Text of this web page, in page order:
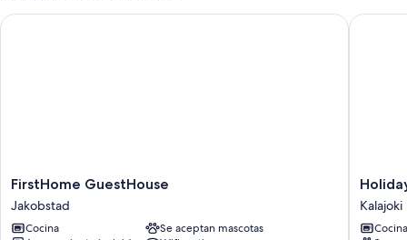
FirstHome
GuestHouse
Jakobstad
FirstHome GuestHouse
Jakobstad
Cocina
Se aceptan mascotas
FirstHome GuestHouse
Holiday
Club
Kalajoki
Kalajoki
Cocina
Holiday